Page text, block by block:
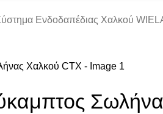
Ενδοδαπέδιας Χαλκού